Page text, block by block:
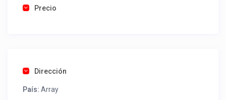
Una foto de cuenta de luz o agua o gas que acredite
como un profesional sin COMISIONES ni ESTAFAS.
Tel contacto propiedad:
Precio
Dirección
País: Array